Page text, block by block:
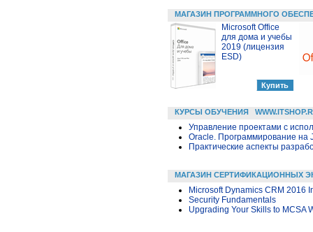
МАГАЗИН ПРОГРАММНОГО
Microsoft Office
для дома и учебы
2019 (лицензия
ESD)
КУРСЫ ОБУЧЕНИЯ
Управление проектами с
Oracle. Программирование на
Практические аспекты
МАГАЗИН СЕРТИФИКАЦИОННЫХ
Microsoft Dynamics CRM 2016
Security Fundamentals
Upgrading Your Skills to MCSA